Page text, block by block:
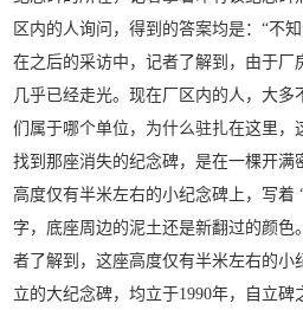
区内的人询问，得到的答案均是：“不
在之后的采访中，记者了解到，由于厂
几乎已经走光。现在厂区内的人，大
们属于哪个单位，为什么驻扎在这里，
找到那座消失的纪念碑，是在一棵开满
高度仅有半米左右的小纪念碑上，写着
字，底座周边的泥土还是新翻过的颜色
者了解到，这座高度仅有半米左右的小
立的大纪念碑，均立于1990年，自立